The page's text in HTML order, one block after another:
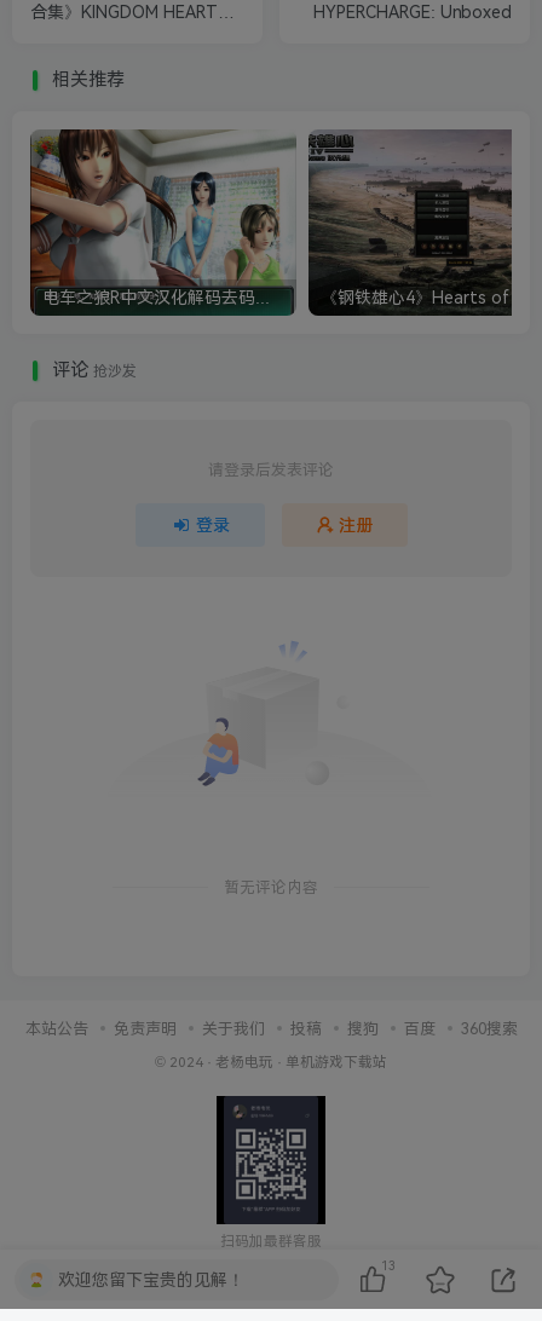
合集》KINGDOM HEARTS
HYPERCHARGE: Unboxed
相关推荐
评论 抢沙发
请登录后发表评论
登录 注册
暂无评论内容
本站公告 免责声明 关于我们 投稿 搜狗 百度 360搜索
© 2024 · 老杨电玩 · 单机游戏下载站
扫码加最群客服
欢迎您留下宝贵的见解！
13